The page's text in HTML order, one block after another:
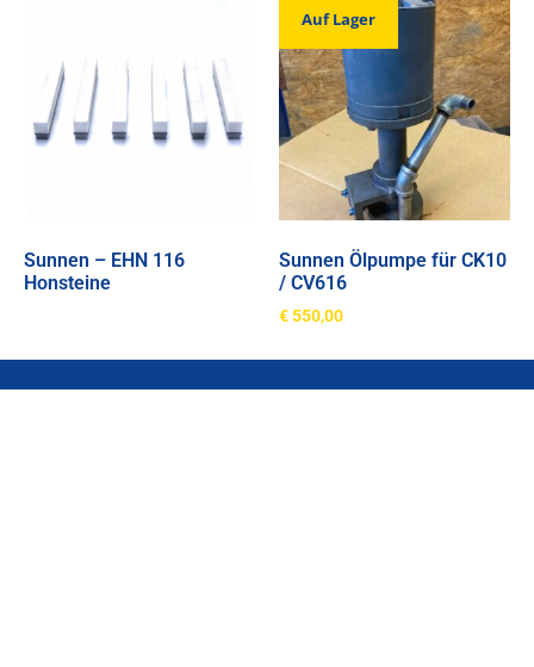
Sunnen – EHN 116
Honsteine
Auf Lager
Sunnen Ölpumpe für CK10
/ CV616
€ 550,00